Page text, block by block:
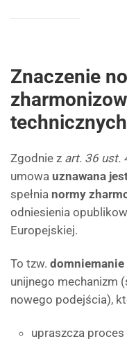
Znaczenie
technicznych
Zgodnie z art. 36 ust.
umowa uznawana
spełnia normy
odniesienia
Europejskiej.
To tzw.
unijnego mechanizm
nowego podejścia),
upraszcza proces